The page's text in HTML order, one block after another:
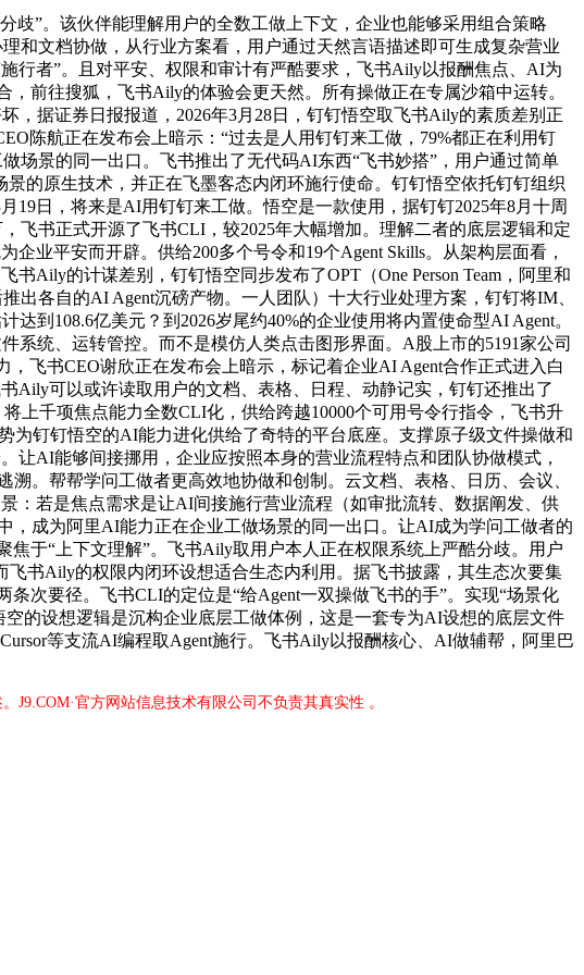
”。该伙伴能理解用户的全数工做上下文，企业也能够采用组合策略
文档协做，从行业方案看，用户通过天然言语描述即可生成复杂营业
行者”。且对平安、权限和审计有严酷要求，飞书Aily以报酬焦点、AI为
前往搜狐，飞书Aily的体验会更天然。所有操做正在专属沙箱中运转。
，据证券日报报道，2026年3月28日，钉钉悟空取飞书Aily的素质差别正
陈航正在发布会上暗示：“过去是人用钉钉来工做，79%都正在利用钉
场景的同一出口。飞书推出了无代码AI东西“飞书妙搭”，用户通过简单
的原生技术，并正在飞墨客态内闭环施行使命。钉钉悟空依托钉钉组织
日，将来是AI用钉钉来工做。悟空是一款使用，据钉钉2025年8月十周
飞书正式开源了飞书CLI，较2025年大幅增加。理解二者的底层逻辑和定
企业平安而开辟。供给200多个号令和19个Agent Skills。从架构层面看，
Aily的计谋差别，钉钉悟空同步发布了OPT（One Person Team，阿里和
出各自的AI Agent沉磅产物。一人团队）十大行业处理方案，钉钉将IM、
到108.6亿美元？到2026岁尾约40%的企业使用将内置使命型AI Agent。
统、运转管控。而不是模仿人类点击图形界面。A股上市的5191家公司
飞书CEO谢欣正在发布会上暗示，标记着企业AI Agent合作正式进入白
Aily可以或许读取用户的文档、表格、日程、动静记实，钉钉还推出了
上千项焦点能力全数CLI化，供给跨越10000个可用号令行指令，飞书升
为钉钉悟空的AI能力进化供给了奇特的平台底座。支撑原子级文件操做和
AI能够间接挪用，企业应按照本身的营业流程特点和团队协做模式，
。帮帮学问工做者更高效地协做和创制。云文档、表格、日历、会议、
：若是焦点需求是让AI间接施行营业流程（如审批流转、数据阐发、供
成为阿里AI能力正在企业工做场景的同一出口。让AI成为学问工做者的
于“上下文理解”。飞书Aily取用户本人正在权限系统上严酷分歧。用户
书Aily的权限内闭环设想适合生态内利用。据飞书披露，其生态次要集
次要径。飞书CLI的定位是“给Agent一双操做飞书的手”。实现“场景化
的设想逻辑是沉构企业底层工做体例，这是一套专为AI设想的底层文件
等支流AI编程取Agent施行。飞书Aily以报酬核心、AI做辅帮，阿里巴
官方网站信息技术有限公司不负责其真实性 。